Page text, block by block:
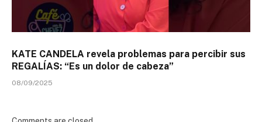
KATE CANDELA revela problemas para percibir sus
REGALÍAS: “Es un dolor de cabeza”
08/09/2025